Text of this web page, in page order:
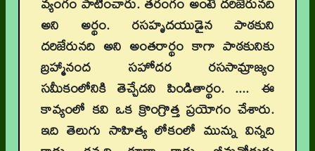
అని అర్థం. రసహృదయుడైన పాఠకుని
దరిజేరునది అని అంతరార్థం కాగా పాఠకునికు
బ్రహ్మానంద సహోదర రససామ్రాజ్యం
సమీకంలోనికి తెచ్చేదని పిండితార్థం. .... ఈ
కావ్యంలో కవి ఒక క్రొంగ్రొత్త ప్రయోగం చేశారు.
ఇది తెలుగు సాహిత్య లోకంలో మున్ను విన్నది